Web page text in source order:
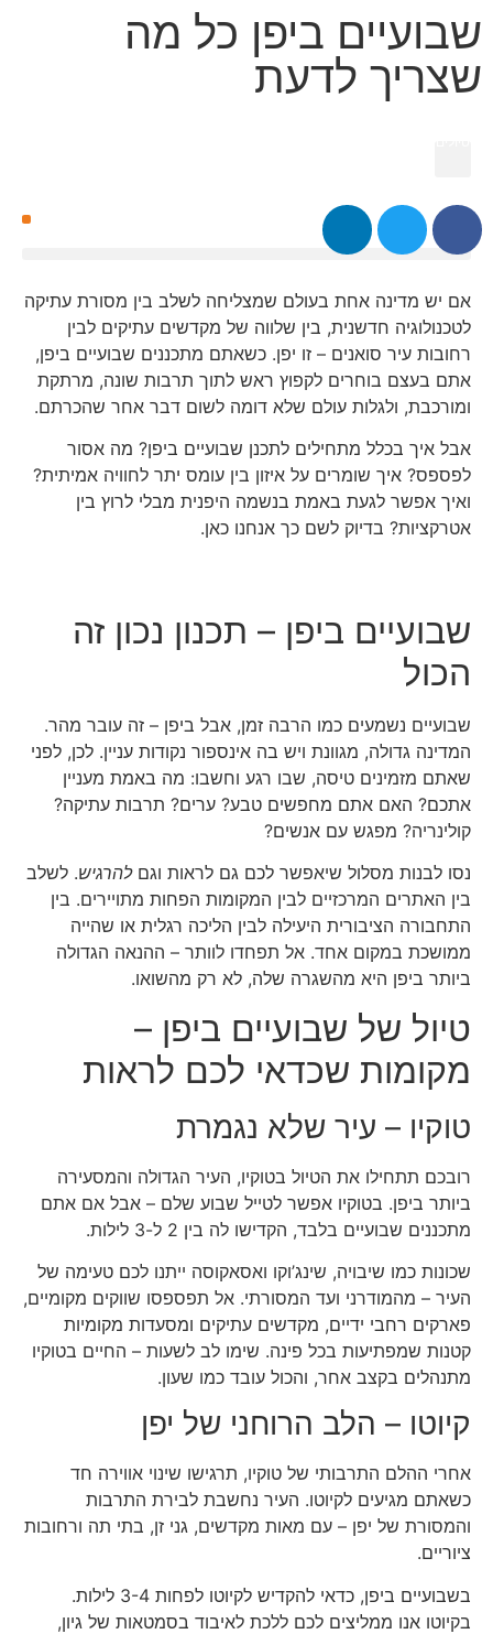
שבועיים ביפן כל מה
שצריך לדעת
אם יש מדינה אחת בעולם שמצליחה לשלב בין מסורת עתיקה
לטכנולוגיה חדשנית, בין שלווה של מקדשים עתיקים לבין
רחובות עיר סואנים – זו יפן. כשאתם מתכננים שבועיים ביפן,
אתם בעצם בוחרים לקפוץ ראש לתוך תרבות שונה, מרתקת
ומורכבת, ולגלות עולם שלא דומה לשום דבר אחר שהכרתם.
אבל איך בכלל מתחילים לתכנן שבועיים ביפן? מה אסור
לפספס? איך שומרים על איזון בין עומס יתר לחוויה אמיתית?
ואיך אפשר לגעת באמת בנשמה היפנית מבלי לרוץ בין
אטרקציות? בדיוק לשם כך אנחנו כאן.
שבועיים ביפן – תכנון נכון זה
הכול
שבועיים נשמעים כמו הרבה זמן, אבל ביפן – זה עובר מהר.
המדינה גדולה, מגוונת ויש בה אינספור נקודות עניין. לכן, לפני
שאתם מזמינים טיסה, שבו רגע וחשבו: מה באמת מעניין
אתכם? האם אתם מחפשים טבע? ערים? תרבות עתיקה?
קולינריה? מפגש עם אנשים?
נסו לבנות מסלול שיאפשר לכם גם לראות וגםלהרגיש. לשלב
בין האתרים המרכזיים לבין המקומות הפחות מתויירים. בין
התחבורה הציבורית היעילה לבין הליכה רגלית או שהייה
ממושכת במקום אחד. אל תפחדו לוותר – ההנאה הגדולה
ביותר ביפן היא מהשגרה שלה, לא רק מהשואו.
טיול של שבועיים ביפן –
מקומות שכדאי לכם לראות
טוקיו – עיר שלא נגמרת
רובכם תתחילו את הטיול בטוקיו, העיר הגדולה והמסעירה
ביותר ביפן. בטוקיו אפשר לטייל שבוע שלם – אבל אם אתם
מתכננים שבועיים בלבד, הקדישו לה בין 2 ל-3 לילות.
שכונות כמו שיבויה, שינג’וקו ואסאקוסה ייתנו לכם טעימה של
העיר – מהמודרני ועד המסורתי. אל תפספסו שווקים מקומיים,
פארקים רחבי ידיים, מקדשים עתיקים ומסעדות מקומיות
קטנות שמפתיעות בכל פינה. שימו לב לשעות – החיים בטוקיו
מתנהלים בקצב אחר, והכול עובד כמו שעון.
קיוטו – הלב הרוחני של יפן
אחרי ההלם התרבותי של טוקיו, תרגישו שינוי אווירה חד
כשאתם מגיעים לקיוטו. העיר נחשבת לבירת התרבות
והמסורת של יפן – עם מאות מקדשים, גני זן, בתי תה ורחובות
ציוריים.
בשבועיים ביפן, כדאי להקדיש לקיוטו לפחות 3-4 לילות.
בקיוטו אנו ממליצים לכם ללכת לאיבוד בסמטאות של גיון,